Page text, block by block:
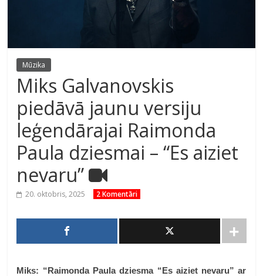
Mūzika
Miks Galvanovskis
piedāvā jaunu versiju
leģendārajai Raimonda
Paula dziesmai – “Es aiziet
nevaru”
20. oktobris, 2025 2 Komentāri
Miks: “Raimonda Paula dziesma “Es aiziet nevaru” ar